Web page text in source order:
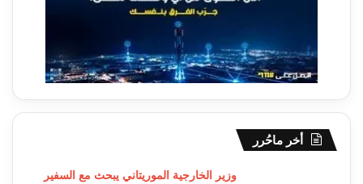
أخر ماحُرر
وزير الخارجية الموريتاني يبحث مع السفير